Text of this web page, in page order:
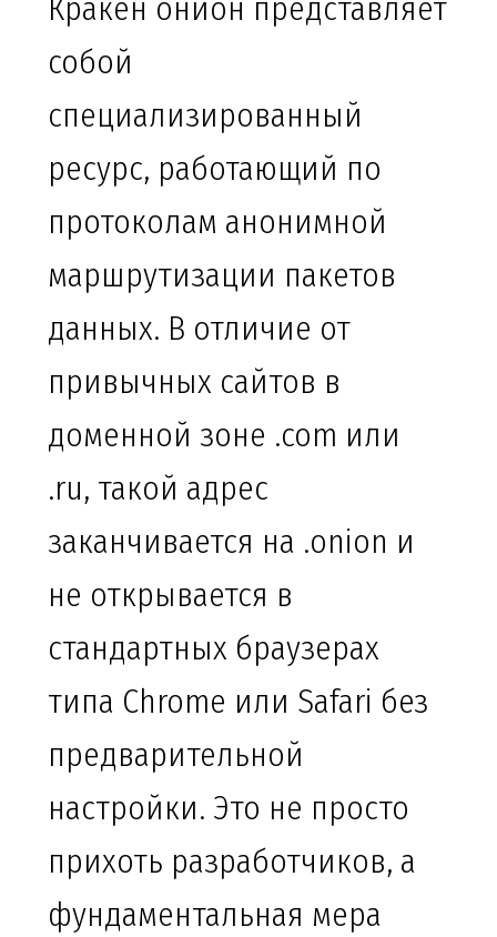
Кракен онион представляет
собой
специализированный
ресурс, работающий по
протоколам анонимной
маршрутизации пакетов
данных. В отличие от
привычных сайтов в
доменной зоне .com или
.ru, такой адрес
заканчивается на .onion и
не открывается в
стандартных браузерах
типа Chrome или Safari без
предварительной
настройки. Это не просто
прихоть разработчиков, а
фундаментальная мера